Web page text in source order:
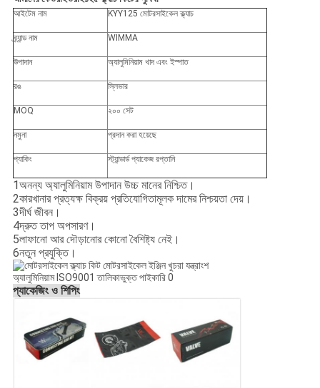
আইটেম নাম KYY125 মোটরসাইকেল ক্ল্যাচ
ব্র্যান্ড নাম WIMMA
উপাদান অ্যালুমিনিয়াম খাদ এবং ইস্পাত
রঙ স্লিভার
MOQ ২০০ সেট
নমুনা প্রদান করা হয়েছে
প্যাকিং স্ট্যান্ডার্ড প্যাকেজ রপ্তানি
1অনন্য অ্যালুমিনিয়াম উপাদান উচ্চ মানের নিশ্চিত।
2কারখানার প্রত্যক্ষ বিক্রয় প্রতিযোগিতামূলক দামের নিশ্চয়তা দেয়।
3দীর্ঘ জীবন।
4দ্রুত তাপ অপসারণ।
5লাফানো আর দৌড়ানোর কোনো বৈশিষ্ট্য নেই।
6নতুন প্রযুক্তি।
প্যাকেজিং ও শিপিং